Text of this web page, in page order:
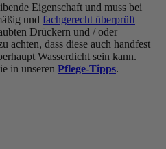
Eigenschaft und muss bei
und fachgerecht überprüft
Drückern und / oder
achten, dass diese auch handfest
Wasserdicht sein kann.
in unseren Pflege-Tipps.